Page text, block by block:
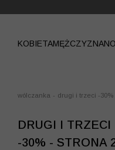
KOBIETAMĘŻCZYZNA
wólczanka - drugi i trzeci -30%
DRUGI I TRZECI
-30% - STRONA